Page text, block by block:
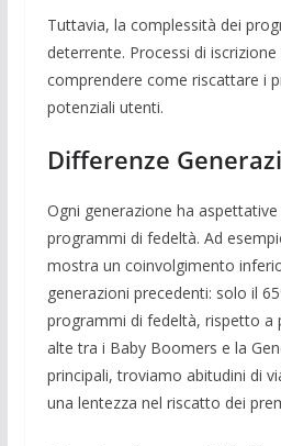
Tuttavia, la complessità dei
deterrente. Processi di
comprendere come riscattare i
potenziali utenti.
Differenze
Ogni generazione ha
programmi di fedeltà. Ad
mostra un coinvolgimento
generazioni precedenti: solo il
programmi di fedeltà, rispetto a
alte tra i Baby Boomers e la
principali, troviamo abitudini di
una lentezza nel riscatto dei